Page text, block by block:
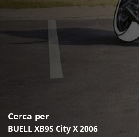
Cerca per
BUELL XB9S City X 2006